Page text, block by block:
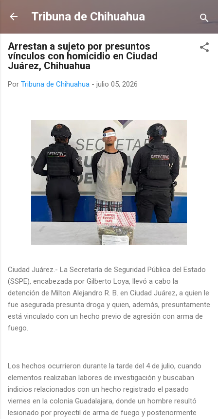
Ir al contenido principal
Tribuna de Chihuahua
Arrestan a sujeto por presuntos
vínculos con homicidio en Ciudad
Juárez, Chihuahua
Por Tribuna de Chihuahua - julio 05, 2026
Ciudad Juárez.- La Secretaría de Seguridad Pública del Estado
(SSPE), encabezada por Gilberto Loya, llevó a cabo la
detención de Milton Alejandro R. B. en Ciudad Juárez, a quien le
fue asegurada presunta droga y quien, además, presuntamente
está vinculado con un hecho previo de agresión con arma de
fuego.
Los hechos ocurrieron durante la tarde del 4 de julio, cuando
elementos realizaban labores de investigación y buscaban
indicios relacionados con un hecho registrado el pasado
viernes en la colonia Guadalajara, donde un hombre resultó
lesionado por proyectil de arma de fuego y posteriormente